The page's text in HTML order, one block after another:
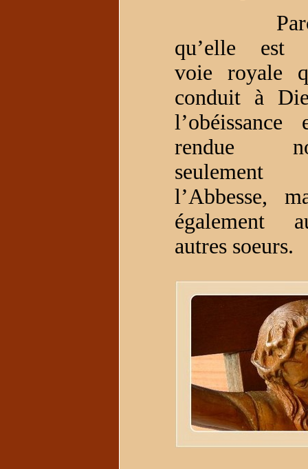
qu’elle est
voie royale
conduit à
l’obéissance
rendue
seulement
l’Abbesse,
également
autres soeurs.